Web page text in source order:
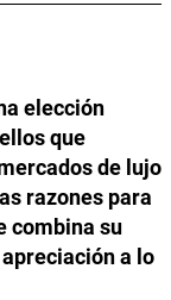
elección
que
de lujo
razones para
combina su
a lo